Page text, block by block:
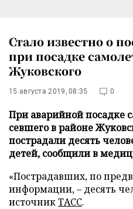
Стало известно о
при посадке
Жуковского
15 августа 2019, 08:35 0
При аварийной посадке
севшего в районе
пострадали десять
детей, сообщили в
«Пострадавших, по
информации, – десять
источникТАСС.